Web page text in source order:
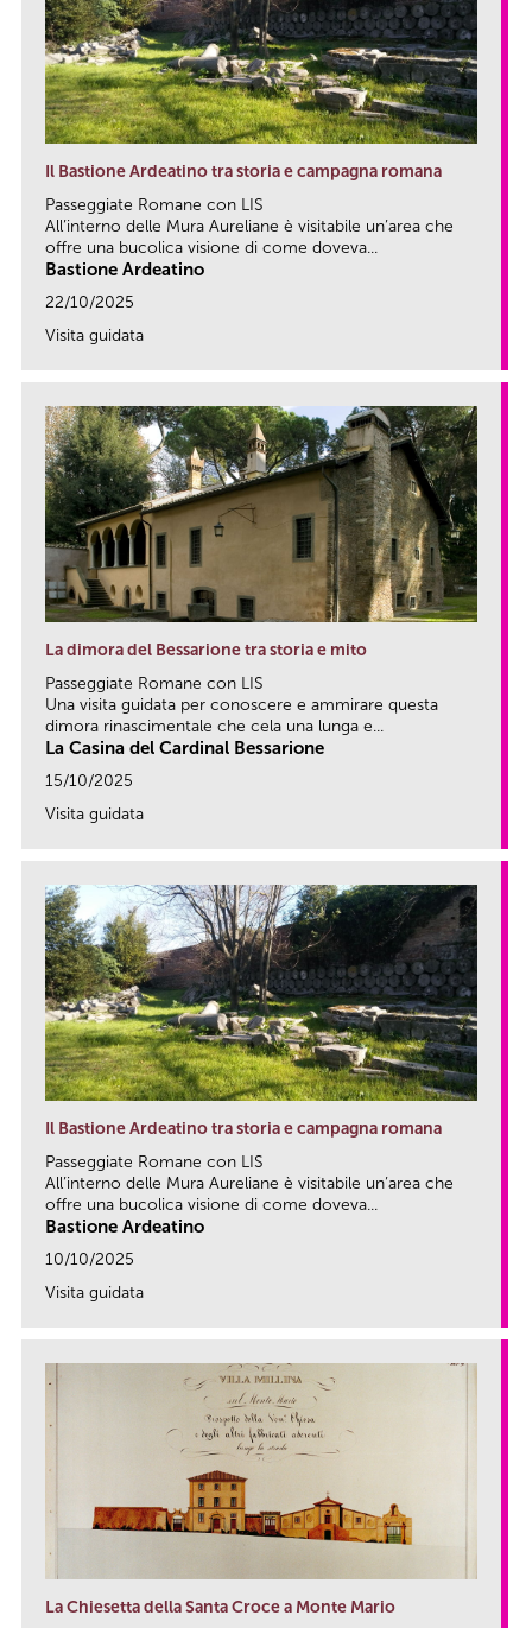
Il Bastione Ardeatino tra storia e campagna romana
Passeggiate Romane con LIS
All’interno delle Mura Aureliane è visitabile un’area che
offre una bucolica visione di come doveva...
Bastione Ardeatino
22/10/2025
Visita guidata
La dimora del Bessarione tra storia e mito
Passeggiate Romane con LIS
Una visita guidata per conoscere e ammirare questa
dimora rinascimentale che cela una lunga e...
La Casina del Cardinal Bessarione
15/10/2025
Visita guidata
Il Bastione Ardeatino tra storia e campagna romana
Passeggiate Romane con LIS
All’interno delle Mura Aureliane è visitabile un’area che
offre una bucolica visione di come doveva...
Bastione Ardeatino
10/10/2025
Visita guidata
La Chiesetta della Santa Croce a Monte Mario